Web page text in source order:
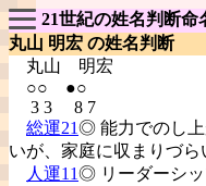
21世紀の姓名判断命
丸山 明宏 の姓名判断
丸山 明宏
○○ ●○
3 3 8 7
総運21◎ 能力でのし上
いが、家庭に収まりづら
人運11◎ リーダーシッ